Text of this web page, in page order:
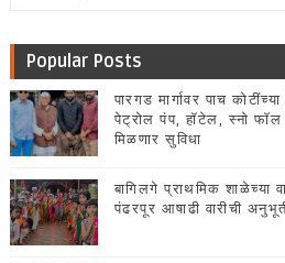
Popular Posts
पारगड मार्गावर पाच
पेट्रोल पंप, हॉटेल, स्नो फॉल
मिळणार सुविधा
बागिलगे प्राथमिक शाळेच्या
पंढरपूर आषाढी वारीची